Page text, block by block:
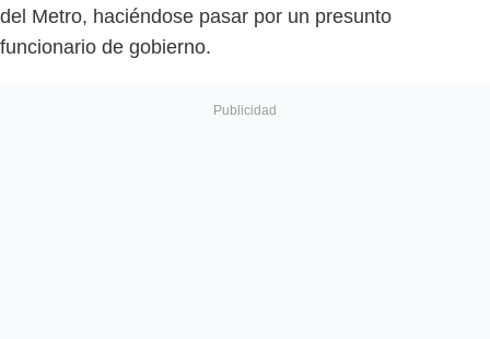
del Metro, haciéndose pasar por un presunto
funcionario de gobierno.